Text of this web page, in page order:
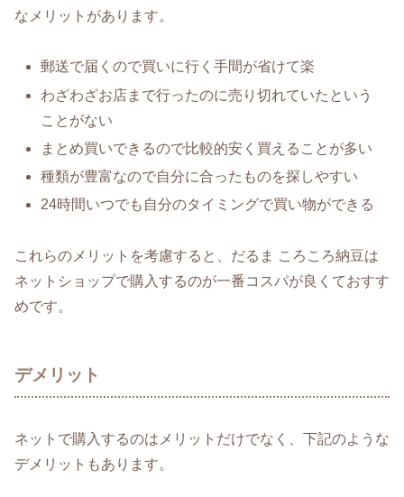
なメリットがあります。
郵送で届くので買いに行く手間が省けて楽
わざわざお店まで行ったのに売り切れていたという
ことがない
まとめ買いできるので比較的安く買えることが多い
種類が豊富なので自分に合ったものを探しやすい
24時間いつでも自分のタイミングで買い物ができる
これらのメリットを考慮すると、だるま ころころ納豆は
ネットショップで購入するのが一番コスパが良くておすす
めです。
デメリット
ネットで購入するのはメリットだけでなく、下記のような
デメリットもあります。